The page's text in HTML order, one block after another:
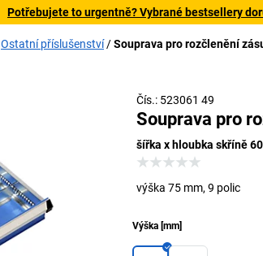
Potřebujete to urgentně? Vybrané bestsellery
Ostatní příslušenství Souprava pro rozčlenění
Čís.: 523061 49
Souprava pro
šířka x hloubka skříně
výška 75 mm, 9 polic
Výška [mm]